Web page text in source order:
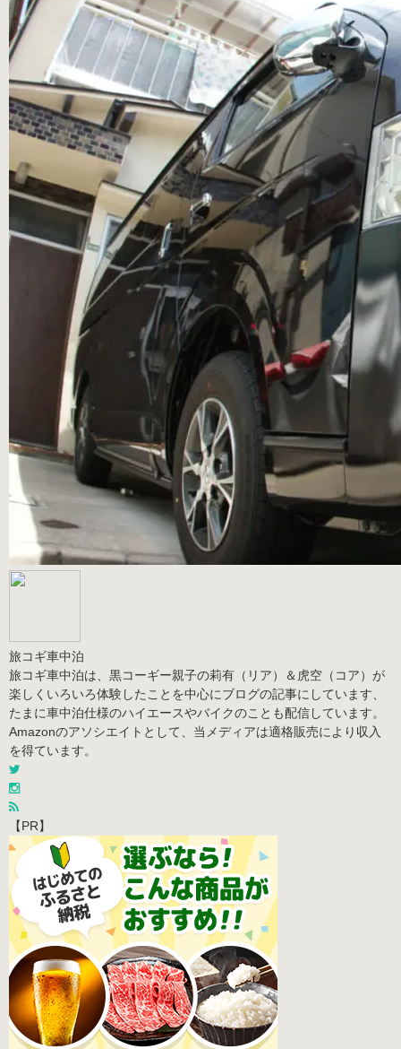
旅コギ車中泊
旅コギ車中泊は、黒コーギー親子の莉有（リア）＆虎空（コア）が
楽しくいろいろ体験したことを中心にブログの記事にしています、
たまに車中泊仕様のハイエースやバイクのことも配信しています。
Amazonのアソシエイトとして、当メディアは適格販売により収入
を得ています。
【PR】